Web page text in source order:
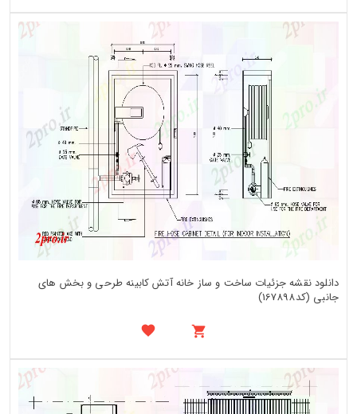
دانلود نقشه جزئیات ساخت و ساز خانه آتش کابینه طرحی و بخش های
جانبی (کد167898)